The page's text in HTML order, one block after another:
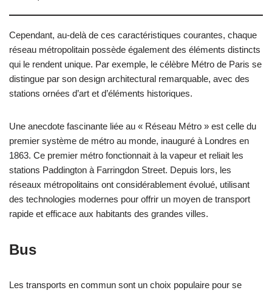
Cependant, au-delà de ces caractéristiques courantes, chaque
réseau métropolitain possède également des éléments distincts
qui le rendent unique. Par exemple, le célèbre Métro de Paris se
distingue par son design architectural remarquable, avec des
stations ornées d’art et d’éléments historiques.
Une anecdote fascinante liée au « Réseau Métro » est celle du
premier système de métro au monde, inauguré à Londres en
1863. Ce premier métro fonctionnait à la vapeur et reliait les
stations Paddington à Farringdon Street. Depuis lors, les
réseaux métropolitains ont considérablement évolué, utilisant
des technologies modernes pour offrir un moyen de transport
rapide et efficace aux habitants des grandes villes.
Bus
Les transports en commun sont un choix populaire pour se